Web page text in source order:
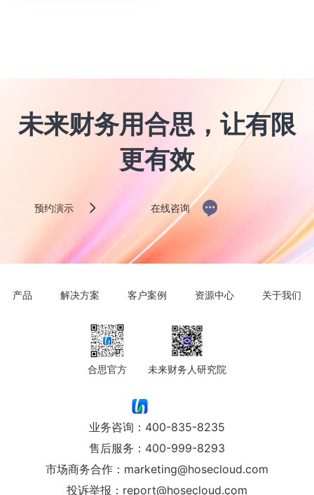
未来财务用合思，让有限
更有效
预约演示 在线咨询
产品 解决方案 客户案例 资源中心 关于我们
合思官方 未来财务人研究院
业务咨询： 400-835-8235
售后服务： 400-999-8293
市场商务合作： marketing@hosecloud.com
投诉举报： report@hosecloud.com